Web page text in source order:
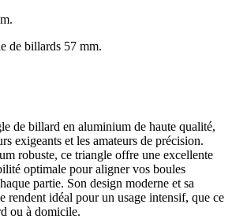
de billards 57 mm.
de billard en aluminium de haute qualité,
exigeants et les amateurs de précision.
robuste, ce triangle offre une excellente
optimale pour aligner vos boules
partie. Son design moderne et sa
rendent idéal pour un usage intensif, que ce
ou à domicile.